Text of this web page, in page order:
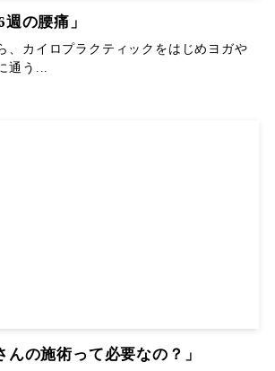
の腰痛」
、カイロプラクティックをはじめヨガや
通う...
んの施術って必要なの？」